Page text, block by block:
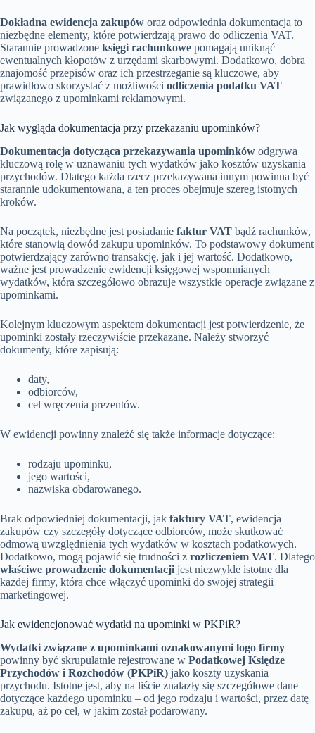
Dokładna ewidencja zakupów oraz odpowiednia dokumentacja to
niezbędne elementy, które potwierdzają prawo do odliczenia VAT.
Starannie prowadzone księgi rachunkowe pomagają uniknąć
ewentualnych kłopotów z urzędami skarbowymi. Dodatkowo, dobra
znajomość przepisów oraz ich przestrzeganie są kluczowe, aby
prawidłowo skorzystać z możliwości odliczenia podatku VAT
związanego z upominkami reklamowymi.
Jak wygląda dokumentacja przy przekazaniu upominków?
Dokumentacja dotycząca przekazywania upominków odgrywa
kluczową rolę w uznawaniu tych wydatków jako kosztów uzyskania
przychodów. Dlatego każda rzecz przekazywana innym powinna być
starannie udokumentowana, a ten proces obejmuje szereg istotnych
kroków.
Na początek, niezbędne jest posiadanie faktur VAT bądź rachunków,
które stanowią dowód zakupu upominków. To podstawowy dokument
potwierdzający zarówno transakcję, jak i jej wartość. Dodatkowo,
ważne jest prowadzenie ewidencji księgowej wspomnianych
wydatków, która szczegółowo obrazuje wszystkie operacje związane z
upominkami.
Kolejnym kluczowym aspektem dokumentacji jest potwierdzenie, że
upominki zostały rzeczywiście przekazane. Należy stworzyć
dokumenty, które zapisują:
daty,
odbiorców,
cel wręczenia prezentów.
W ewidencji powinny znaleźć się także informacje dotyczące:
rodzaju upominku,
jego wartości,
nazwiska obdarowanego.
Brak odpowiedniej dokumentacji, jak faktury VAT, ewidencja
zakupów czy szczegóły dotyczące odbiorców, może skutkować
odmową uwzględnienia tych wydatków w kosztach podatkowych.
Dodatkowo, mogą pojawić się trudności z rozliczeniem VAT. Dlatego
właściwe prowadzenie dokumentacji jest niezwykle istotne dla
każdej firmy, która chce włączyć upominki do swojej strategii
marketingowej.
Jak ewidencjonować wydatki na upominki w PKPiR?
Wydatki związane z upominkami oznakowanymi logo firmy
powinny być skrupulatnie rejestrowane w Podatkowej Księdze
Przychodów i Rozchodów (PKPiR) jako koszty uzyskania
przychodu. Istotne jest, aby na liście znalazły się szczegółowe dane
dotyczące każdego upominku – od jego rodzaju i wartości, przez datę
zakupu, aż po cel, w jakim został podarowany.